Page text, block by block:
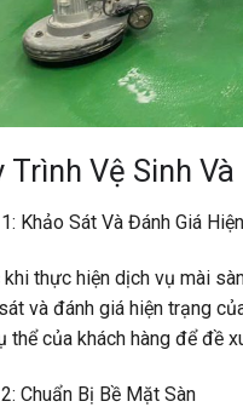
Trình Vệ Sinh
Khảo Sát Và Đánh Giá
khi thực hiện dịch vụ mài
và đánh giá hiện trạng
thể của khách hàng để đề
Chuẩn Bị Bề Mặt Sàn